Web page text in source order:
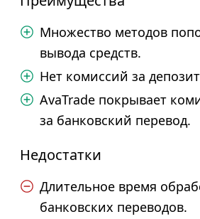
Множество методов
вывода средств.
Нет комиссий за
AvaTrade покрывает
за банковский перевод.
Недостатки
Длительное время
банковских переводов.